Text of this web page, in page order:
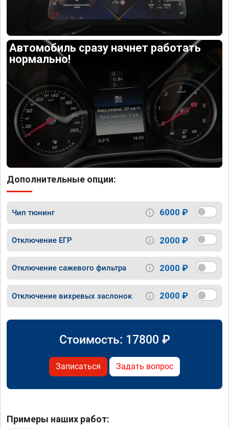
Автомобиль сразу начнет работать
нормально!
Дополнительные опции:
Чип тюнинг 6000 ₽
Отключение ЕГР 2000 ₽
Отключение сажевого фильтра 2000 ₽
Отключение вихревых заслонок 2000 ₽
Стоимость: 17800 ₽
Записаться Задать вопрос
Примеры наших работ: